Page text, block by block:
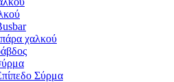
χαλκού
Σύρμα